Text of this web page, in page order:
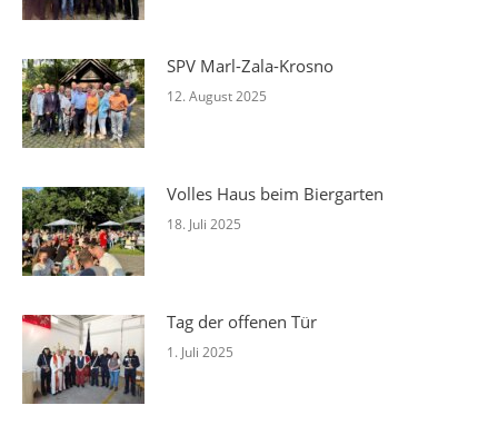
SPV Marl-Zala-Krosno
12. August 2025
Volles Haus beim Biergarten
18. Juli 2025
Tag der offenen Tür
1. Juli 2025